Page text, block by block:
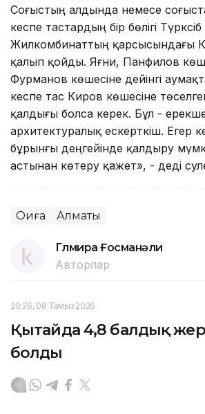
Соғыстың алдында немесе
кеспе тастардың бір бөлігі
Жилкомбинаттың қарсысындағы
қалып қойды. Яғни, Панфилов
Фурманов көшесіне дейінгі
кеспе тас Киров көшесіне
қалдығы болса керек. Бұл -
архитектуралық ескерткіш. Егер
бұрынғы деңгейінде қалдыру
астынан көтеру қажет», - деді
Оқиға Алматы
Гүлмира Ғосманәли
Авторлар
20:26, 08 Тамыз 2026
Қытайда 4,8 балдық жер
болды